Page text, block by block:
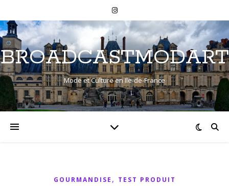
BROADCASTMODART
Mode et Culture en Ile-de-France
GOURMANDISE , TEST PRODUIT